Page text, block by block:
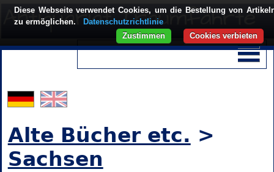
Alte Bücher etc. >
Sachsen
Diese Webseite verwendet Cookies, um die Bestellung von
zu ermöglichen.
Datenschutzrichtlinie
Cookies verbieten
Zustimmen